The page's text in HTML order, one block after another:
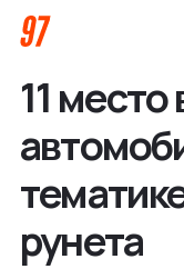
11 место
рунета